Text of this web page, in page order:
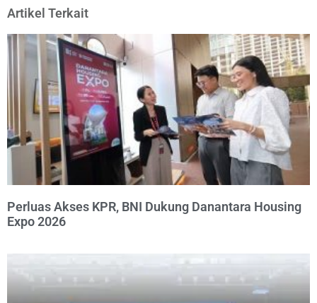
Artikel Terkait
Perluas Akses KPR, BNI Dukung Danantara Housing
Expo 2026